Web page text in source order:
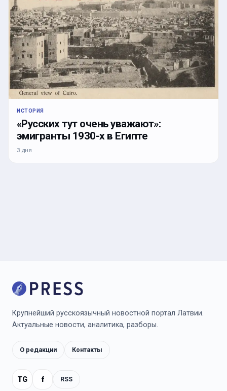
ИСТОРИЯ
«Русских тут очень уважают»:
эмигранты 1930-х в Египте
3 дня
Крупнейший русскоязычный новостной портал Латвии.
Актуальные новости, аналитика, разборы.
О редакции Контакты
TG f RSS